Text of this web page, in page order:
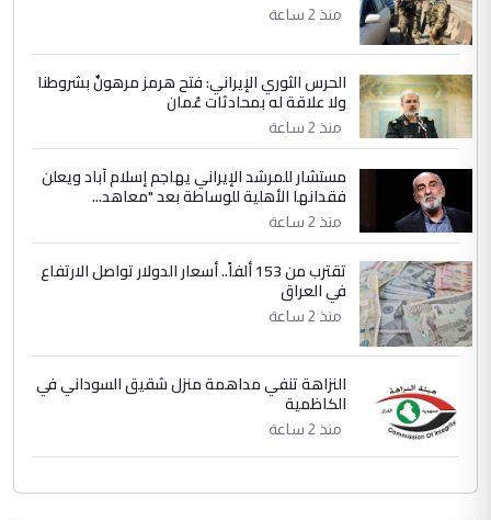
التعليق : واحد من عصابة علي ماما يسقط
جنسية الرافد الثالث للعراق ومن اصول عريقة
الموضوع :
الجواهري يرد على صدام حسين سل
مضجعيك يابن الزنا (نص كامل)
منذ 2 ساعة
الحرس الثوري الإيراني: فتح هرمز مرهونٌ بشروطنا
ولا علاقة له بمحادثات عُمان
منذ 2 ساعة
مستشار للمرشد الإيراني يهاجم إسلام آباد ويعلن
فقدانها الأهلية للوساطة بعد "معاهد...
منذ 2 ساعة
تقترب من 153 ألفاً.. أسعار الدولار تواصل الارتفاع
في العراق
منذ 2 ساعة
النزاهة تنفي مداهمة منزل شقيق السوداني في
الكاظمية
منذ 2 ساعة